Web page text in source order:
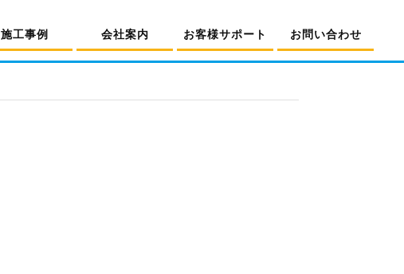
施工事例 会社案内 お客様サポート お問い合わせ